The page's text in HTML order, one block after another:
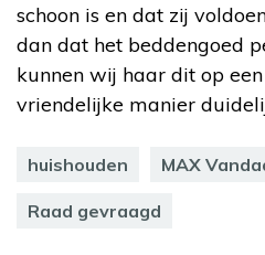
schoon is en dat zij
dan dat het beddengoed
kunnen wij haar dit op
vriendelijke manier
huishouden MAX
Raad gevraagd